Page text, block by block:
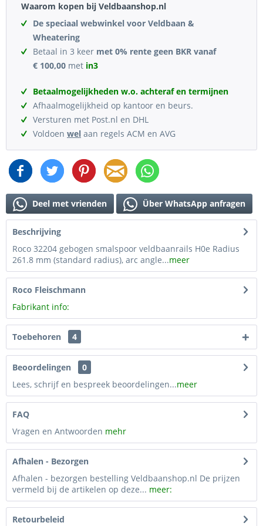
Waarom kopen bij Veldbaanshop.nl
De speciaal webwinkel voor Veldbaan &
Wheatering
Betaal in 3 keer met 0% rente geen BKR vanaf
€ 100,00 met in3
Betaalmogelijkheden w.o. achteraf en termijnen
Afhaalmogelijkheid op kantoor en beurs.
Versturen met Post.nl en DHL
Voldoen wel aan regels ACM en AVG
Deel met vrienden Über WhatsApp anfragen
Beschrijving
Roco 32204 gebogen smalspoor veldbaanrails H0e Radius
261.8 mm (standard radius), arc angle...meer
Roco Fleischmann
Fabrikant info:
Toebehoren 4
Beoordelingen
0
Lees, schrijf en bespreek beoordelingen...meer
FAQ
Vragen en Antwoorden mehr
Afhalen - Bezorgen
Afhalen - bezorgen bestelling Veldbaanshop.nl De prijzen
vermeld bij de artikelen op deze... meer:
Retourbeleid